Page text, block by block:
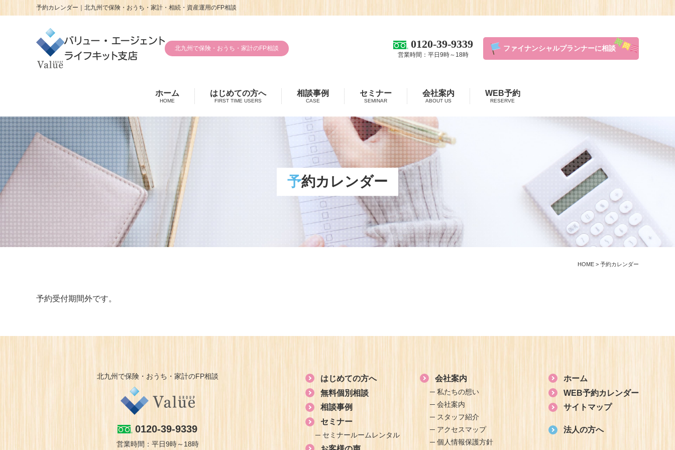
予約カレンダー｜北九州で保険・おうち・家計・相続・資産運用のFP相談
北九州で保険・おうち・家計のFP相談 0120-39-9339
営業時間：平日9時～18時
ファイナンシャルプランナーに相談
ホーム
HOME
はじめての方へ
FIRST TIME USERS
相談事例
CASE
セミナー
SEMINAR
会社案内
ABOUT US
WEB予約
RESERVE
予約カレンダー
HOME > 予約カレンダー
予約受付期間外です。
北九州で保険・おうち・家計のFP相談
0120-39-9339
営業時間：平日9時～18時
はじめての方へ
無料個別相談
相談事例
セミナー
セミナールームレンタル
会社案内
私たちの想い
会社案内
スタッフ紹介
アクセスマップ
個人情報保護方針
ホーム
WEB予約カレンダー
サイトマップ
法人の方へ